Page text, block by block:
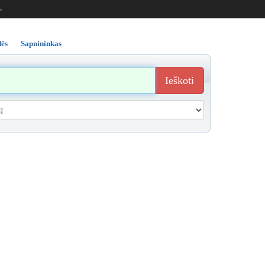
Sapnininkas
Ieškoti